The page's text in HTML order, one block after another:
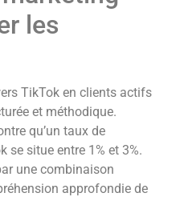
les
TikTok en clients actifs
et méthodique.
qu’un taux de
se situe entre 1% et 3%.
une combinaison
approfondie de